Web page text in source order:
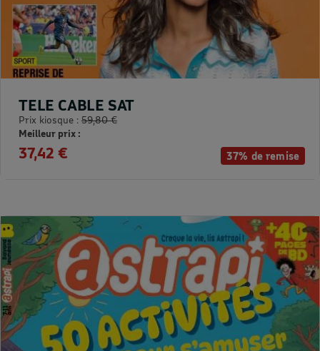
37% de remise
TELE CABLE SAT
Prix kiosque : 59,80 €
Meilleur prix :
37,42 €